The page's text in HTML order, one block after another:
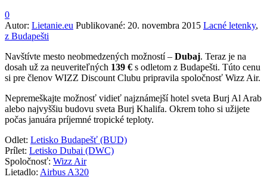
0
Autor: Lietanie.eu Publikované: 20. novembra 2015 Lacné letenky,
z Budapešti
Navštívte mesto neobmedzených možností – Dubaj. Teraz je na
dosah už za neuveriteľných 139 € s odletom z Budapešti. Túto cenu
si pre členov WIZZ Discount Clubu pripravila spoločnosť Wizz Air.
Nepremeškajte možnosť vidieť najznámejší hotel sveta Burj Al Arab
alebo najvyššiu budovu sveta Burj Khalifa. Okrem toho si užijete
počas januára príjemné tropické teploty.
Odlet: Letisko Budapešť (BUD)
Prílet: Letisko Dubai (DWC)
Spoločnosť: Wizz Air
Lietadlo: Airbus A320